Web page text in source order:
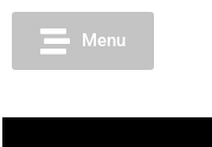
Menu